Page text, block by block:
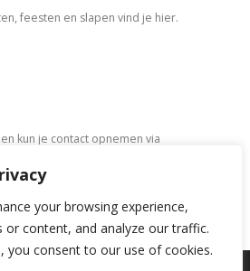
your browsing experience,
or content, and analyze our traffic.
you consent to our use of cookies.
feesten en slapen vind je hier.
kun je contact opnemen via